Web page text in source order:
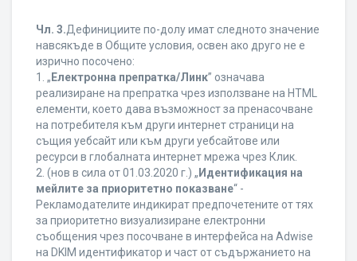
Чл. 3.Дефинициите по-долу имат следното значение
навсякъде в Общите условия, освен ако друго не е
изрично посочено:
1. „ Електронна препратка/Линк” означава
реализиране на препратка чрез използване на HTML
елементи, което дава възможност за пренасочване
на потребителя към други интернет страници на
същия уебсайт или към други уебсайтове или
ресурси в глобалната интернет мрежа чрез Клик.
2. (нов в сила от 01.03.2020 г.) „ Идентификация на
мейлите за приоритетно показване“ -
Рекламодателите индикират предпочетените от тях
за приоритетно визуализиране електронни
съобщения чрез посочване в интерфейса на Adwise
на DKIM идентификатор и част от съдържанието на